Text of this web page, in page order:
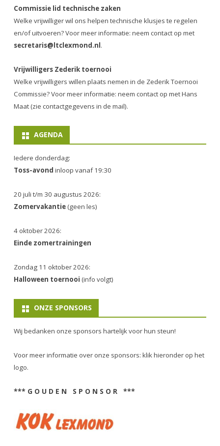
Commissie lid technische zaken
Welke vrijwilliger wil ons helpen technische klusjes te regelen
en/of uitvoeren? Voor meer informatie: neem contact op met
secretaris@ltclexmond.nl .
Vrijwilligers Zederik toernooi
Welke vrijwilligers willen plaats nemen in de Zederik Toernooi
Commissie? Voor meer informatie: neem contact op met Hans
Maat (zie contactgegevens in de mail).
AGENDA
Iedere donderdag:
Toss-avond inloop vanaf 19:30
20 juli t/m 30 augustus 2026:
Zomervakantie(geen les)
4 oktober 2026:
Einde zomertrainingen
Zondag 11 oktober 2026:
Halloween toernooi (info volgt)
ONZE SPONSORS
Wij bedanken onze sponsors hartelijk voor hun steun!
Voor meer informatie over onze sponsors: klik hieronder op het
logo.
*** G O U D E N S P O N S O R ***